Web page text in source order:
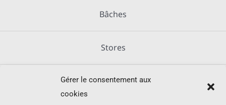
Gérer le consentement aux
cookies
Bâches
Stores
Métallerie